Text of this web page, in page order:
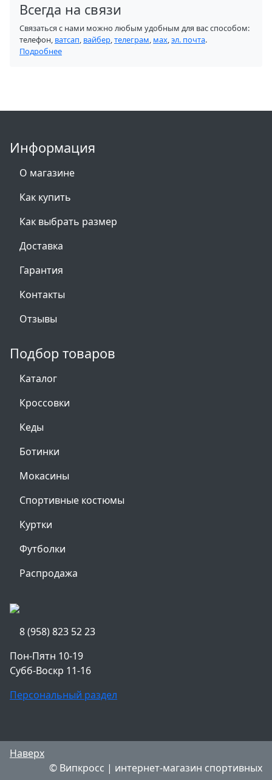
Всегда на связи
Связаться с нами можно любым удобным для вас способом:
телефон, ватсап, вайбер,телеграм, мах,эл. почта.
Подробнее
Информация
О магазине
Как купить
Как выбрать размер
Доставка
Гарантия
Контакты
Отзывы
Подбор товаров
Каталог
Кроссовки
Кеды
Ботинки
Мокасины
Спортивные костюмы
Куртки
Футболки
Распродажа
8 (958) 823 52 23
Пон-Пятн 10-19
Субб-Воскр 11-16
Персональный раздел
Наверх
© Випкросс | интернет-магазин спортивных